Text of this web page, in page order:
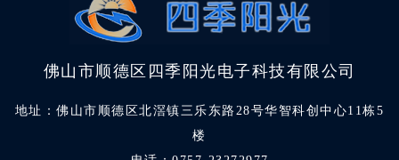
佛山市顺德区四季阳光电子科技有限公司
地址：佛山市顺德区北滘镇三乐东路28号华智科创中心11栋5
楼